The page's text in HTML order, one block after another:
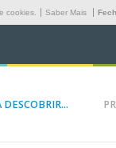
cookies. Saber Mais
DESCOBRIR...